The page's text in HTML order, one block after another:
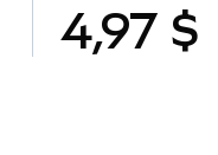
4,97 $